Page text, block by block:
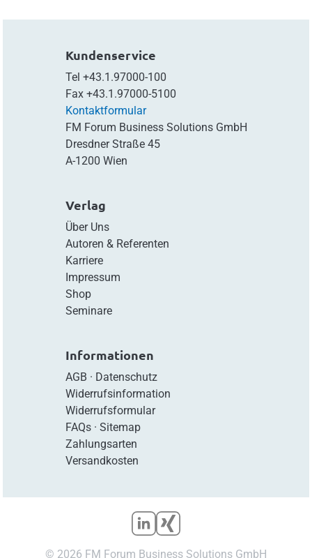
Kundenservice
Tel +43.1.97000-100
Fax +43.1.97000-5100
Kontaktformular
FM Forum Business Solutions GmbH
Dresdner Straße 45
A-1200 Wien
Verlag
Über Uns
Autoren & Referenten
Karriere
Impressum
Shop
Seminare
Informationen
AGB · Datenschutz
Widerrufsinformation
Widerrufsformular
FAQs· Sitemap
Zahlungsarten
Versandkosten
© 2026 FM Forum Business Solutions GmbH